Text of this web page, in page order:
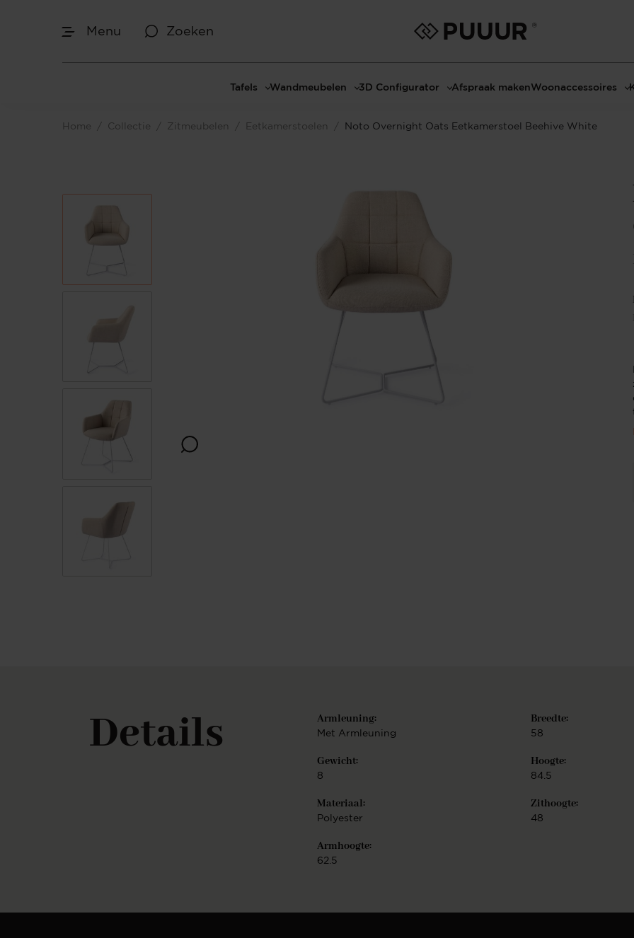
Menu Zoeken
Tafels Wandmeubelen 3D Configurator Afspraak makenWoonaccessoires
Home / Collectie / Zitmeubelen / Eetkamerstoelen / Noto Overnight Oats Eetkamerstoel Beehive White
Details Armleuning:
Met Armleuning
Breedte:
58
Gewicht:
8
Hoogte:
84.5
Materiaal:
Polyester
Zithoogte:
48
Armhoogte:
62.5